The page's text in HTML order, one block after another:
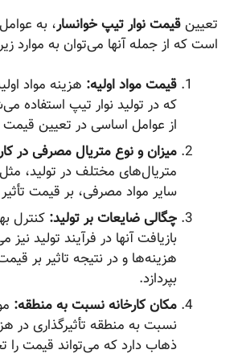
تعیینقیمت نوار تیپ خوانسار، به عوامل
است که از جمله آنها می‌توان به موارد زیر
قیمت مواد اولیه:هزینه مواد اولیه
که در تولید نوار تیپ استفاده
از عوامل اساسی در تعیین قیمت
میزان و نوع متریال مصرفی در
متریال‌های مختلف در تولید، مثل
سایر مواد مصرفی، بر قیمت تأثیر
چگالی ضایعات بر تولید:کنترل
بازیافت آنها در فرآیند تولید نیز
هزینه‌ها و در نتیجه تاثیر بر
بپردازد.
مکان کارخانه نسبت به منطقه:
نسبت به منطقه تأثیرگذاری در
ذهاب دارد که می‌تواند قیمت را تحت